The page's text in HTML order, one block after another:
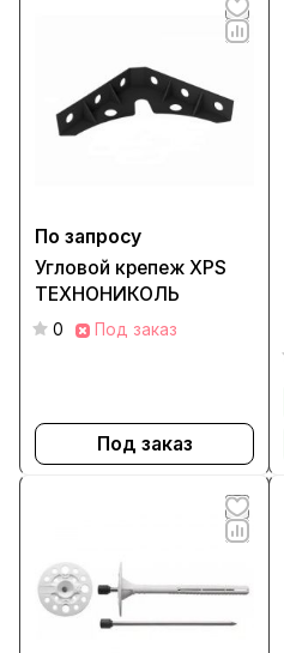
По запросу
Угловой крепеж XPS
ТЕХНОНИКОЛЬ
0 Под заказ
Под заказ